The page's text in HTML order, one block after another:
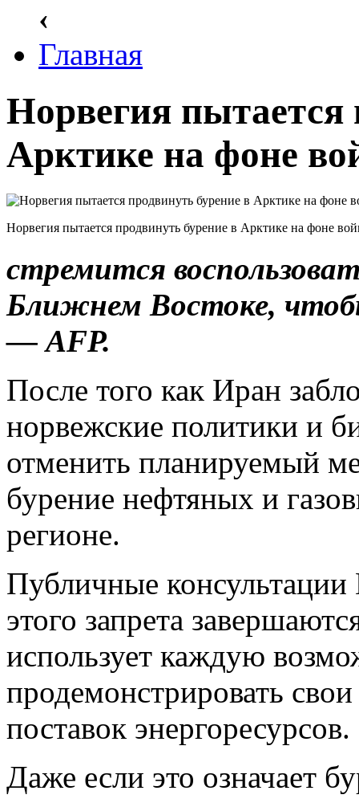
‹
Главная
Норвегия пытается
Арктике на фоне
Норвегия пытается продвинуть бурение в Арктике на фоне
стремится
Ближнем Востоке,
— AFP.
После того как Иран
норвежские политики и
отменить планируемый
бурение нефтяных и
регионе.
Публичные
этого запрета
использует каждую
продемонстрировать
поставок энергоресурсов.
Даже если это означает